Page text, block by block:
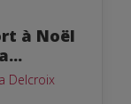
à Noël
Delcroix